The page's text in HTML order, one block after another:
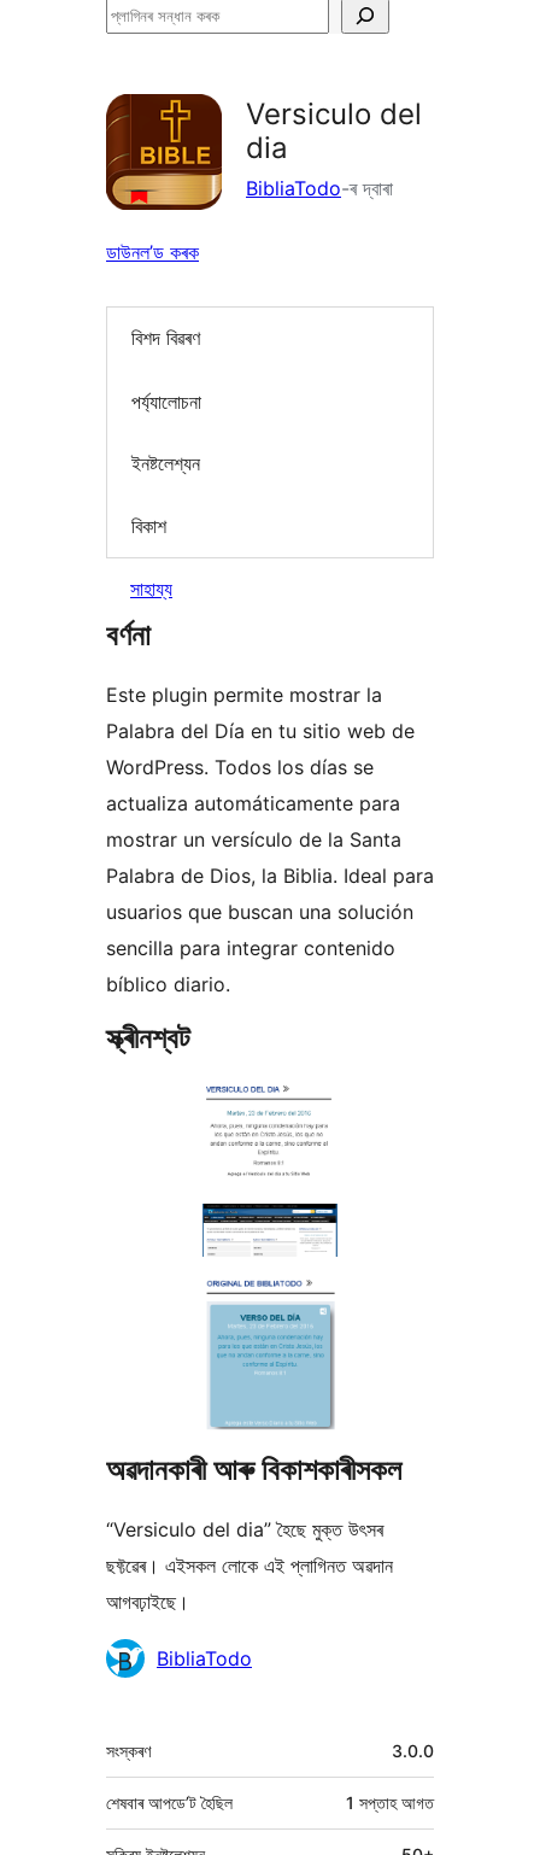
প্লাগিনৰ
Versiculo del
dia
BibliaTodo-ৰ দ্বাৰা
ডাউনল’ড কৰক
বিশদ বিৱৰণ
পৰ্য্যালোচনা
ইনষ্টলেশ্যন
বিকাশ
সাহায্য
বৰ্ণনা
Este plugin permite mostrar la
Palabra del Día en tu sitio web de
WordPress. Todos los días se
actualiza automáticamente para
mostrar un versículo de la Santa
Palabra de Dios, la Biblia. Ideal para
usuarios que buscan una solución
sencilla para integrar contenido
bíblico diario.
স্ক্ৰীনশ্বট
অৱদানকাৰী আৰু বিকাশকাৰীসকল
“Versiculo del dia” হৈছে মুক্ত উৎসৰ
ছফ্টৱেৰ। এইসকল লোকে এই প্লাগিনত অৱদান
আগবঢ়াইছে।
অৱদানকাৰীসকলBibliaTodo
মেটা 3.0.0
সংস্কৰণ
1 সপ্তাহআগত
শেষবাৰ আপডে’ট হৈছিল